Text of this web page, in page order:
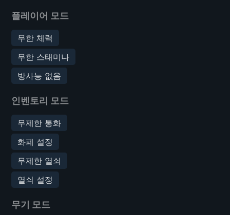
플레이어 모드
무한 체력
무한 스태미나
방사능 없음
인벤토리 모드
무제한 통화
화폐 설정
무제한 열쇠
열쇠 설정
무기 모드